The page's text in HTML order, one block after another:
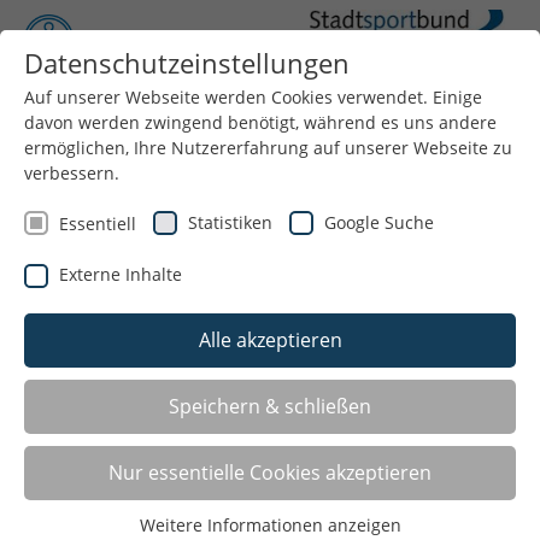
Menü
ZUSÄTZLICHE BEWEGUNGS-,
SPIEL- UND SPORTANGEBOTE
FÜR STARTCHANCEN-SCHULEN
Datenschutzeinstellungen
Auf unserer Webseite werden Cookies verwendet. Einige
davon werden zwingend benötigt, während es uns andere
ermöglichen, Ihre Nutzererfahrung auf unserer Webseite zu
verbessern.
Essentiell Statistiken Google Suche
Externe Inhalte
Alle akzeptieren
Speichern & schließen
Nur essentielle Cookies akzeptieren
Weitere Informationen anzeigen